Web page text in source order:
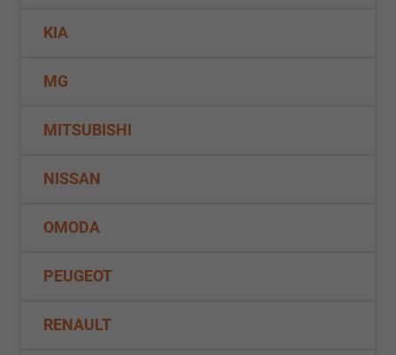
KIA
MG
MITSUBISHI
NISSAN
OMODA
PEUGEOT
RENAULT